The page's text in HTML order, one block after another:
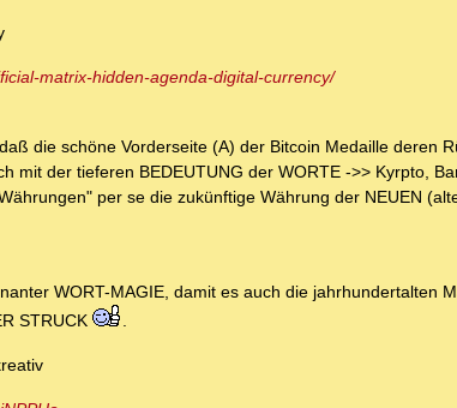
matrix-hidden-agenda-digital-currency/
die schöne Vorderseite (A) der Bitcoin Medaille deren
mit der tieferen BEDEUTUNG der WORTE ->> Kyrpto,
per se die zukünftige Währung der NEUEN
WORT-MAGIE, damit es auch die jahrhundertalten
STRUCK
.